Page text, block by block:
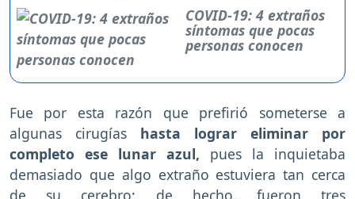
COVID-19: 4 extraños
síntomas que pocas
personas conocen
Fue por esta razón que prefirió someterse a
algunas cirugías hasta lograr eliminar por
completo ese lunar azul, pues la inquietaba
demasiado que algo extraño estuviera tan cerca
de su cerebro; de hecho, fueron tres